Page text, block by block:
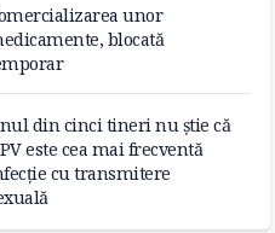
unor
blocată
din cinci tineri nu știe că
este cea mai frecventă
cu transmitere